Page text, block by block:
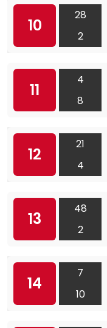
10
28
2
11
4
8
12
21
4
13
48
2
14
7
10